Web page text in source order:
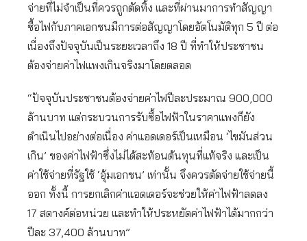
จ่ายที่ไม่จำเป็นที่ควรถูกตัดทิ้ง และที่ผ่านมาการทำสัญญา
ซื้อไฟกับภาคเอกชนมีการต่อสัญญาโดยอัตโนมัติทุก 5 ปี ต่อ
เนื่องถึงปัจจุบันเป็นระยะเวลาถึง 18 ปี ที่ทำให้ประชาชน
ต้องจ่ายค่าไฟแพงเกินจริงมาโดยตลอด
“ปัจจุบันประชาชนต้องจ่ายค่าไฟปีละประมาณ 900,000
ล้านบาท แต่กระบวนการรับซื้อไฟฟ้าในราคาแพงก็ยัง
ดำเนินไปอย่างต่อเนื่อง ค่าแอดเดอร์เป็นเหมือน ‘ไขมันส่วน
เกิน’ ของค่าไฟฟ้าซึ่งไม่ได้สะท้อนต้นทุนที่แท้จริง และเป็น
ค่าใช้จ่ายที่รัฐใช้ ‘อุ้มเอกชน’ เท่านั้น จึงควรตัดจ่ายใช้จ่ายนี้
ออก ทั้งนี้ การยกเลิกค่าแอดเดอร์จะช่วยให้ค่าไฟฟ้าลดลง
17 สตางค์ต่อหน่วย และทำให้ประหยัดค่าไฟฟ้าได้มากกว่า
ปีละ 37,400 ล้านบาท”